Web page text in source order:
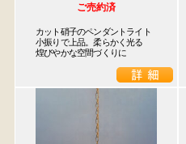
ご売約済
カット硝子のペンダントライト
小振りで上品。柔らかく光る
煌びやかな空間づくりに